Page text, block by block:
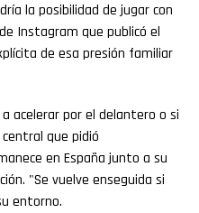
la posibilidad de jugar con
Instagram que publicó el
de esa presión familiar
acelerar por el delantero o si
que pidió
en España junto a su
"Se vuelve enseguida si
entorno.